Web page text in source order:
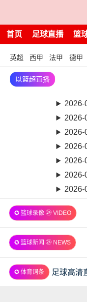
首页 足球直播 篮
英超 西甲 法甲 德甲
以篮超直播
2026-
2026-
2026-
2026-
2026-
2026-
2026-
✪ 篮球录像 ㉔ VIDEO
✪ 篮球新闻 ㉔ NEWS
✪ 体育词条 足球高清